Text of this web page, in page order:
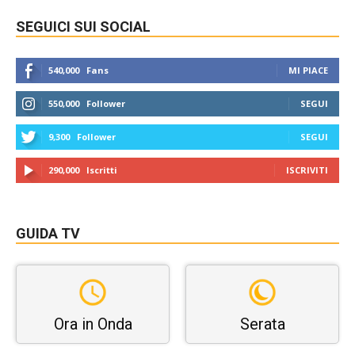
SEGUICI SUI SOCIAL
540,000 Fans MI PIACE
550,000 Follower SEGUI
9,300 Follower SEGUI
290,000 Iscritti ISCRIVITI
GUIDA TV
Ora in Onda Serata